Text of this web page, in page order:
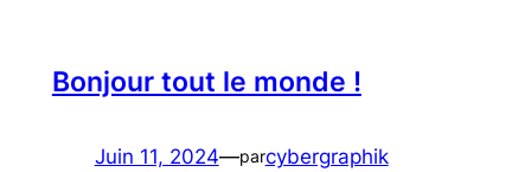
Bonjour tout le monde !
Juin 11, 2024—parcybergraphik